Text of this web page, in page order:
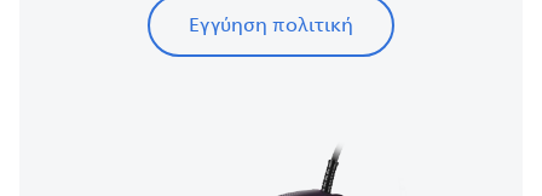
Εγγύηση πολιτική